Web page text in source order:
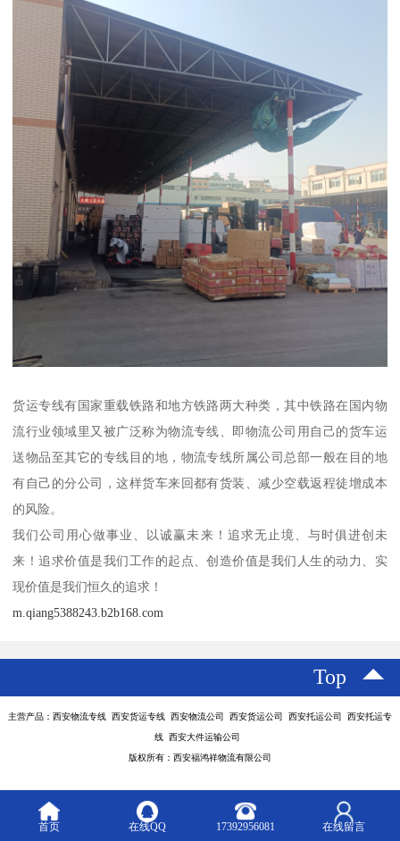
货运专线有国家重载铁路和地方铁路两大种类，其中铁路在国内物
流行业领域里又被广泛称为物流专线、即物流公司用自己的货车运
送物品至其它的专线目的地，物流专线所属公司总部一般在目的地
有自己的分公司，这样货车来回都有货装、减少空载返程徒增成本
的风险。
我们公司用心做事业、以诚赢未来！追求无止境、与时俱进创未
来！追求价值是我们工作的起点、创造价值是我们人生的动力、实
现价值是我们恒久的追求！
m.qiang5388243.b2b168.com
Top
主营产品：西安物流专线 西安货运专线 西安物流公司 西安货运公司 西安托运公司 西安托运专
线 西安大件运输公司
版权所有：西安福鸿祥物流有限公司
首页 在线QQ 17392956081 在线留言